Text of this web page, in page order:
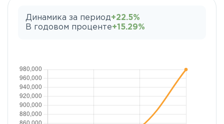
Динамика за период+22.5%
В годовом проценте+15.29%